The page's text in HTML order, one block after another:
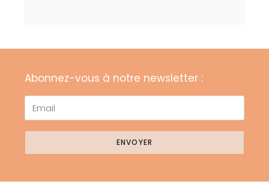
Abonnez-vous à notre newsletter :
ENVOYER